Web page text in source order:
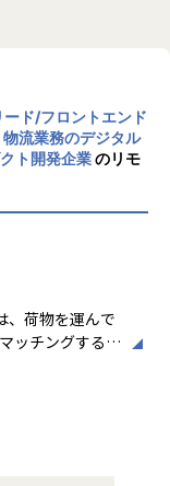
ード/フロントエンド
流業務のデジタル
ト開発企業のリモ
、荷物を運んで
ッチングするサ
り、プロダク
を目指してい
にデリバリー